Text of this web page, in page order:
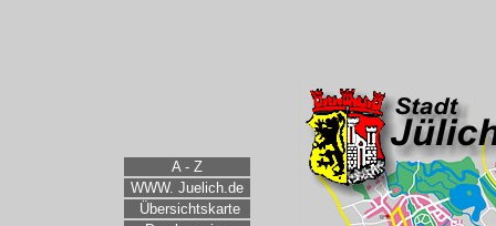
A - Z
WWW. Juelich.de
Übersichtskarte